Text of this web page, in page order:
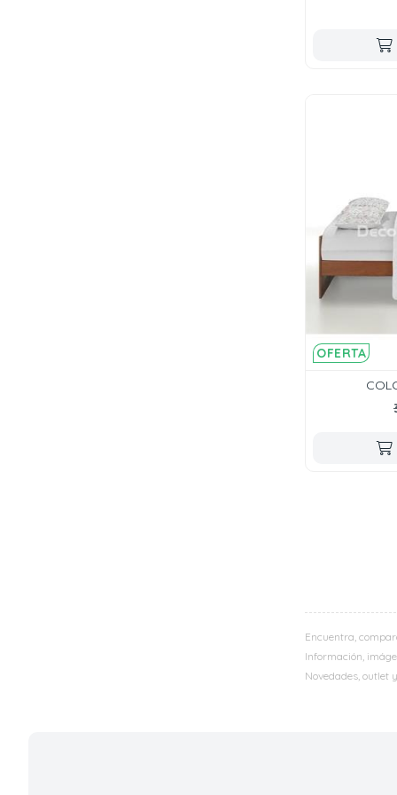
Encuentra,
Información,
Novedades, outlet
OFERTA